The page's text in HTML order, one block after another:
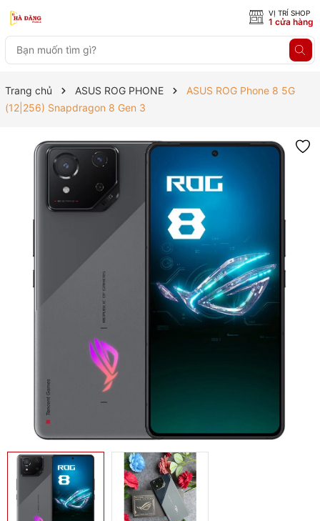
VỊ TRÍ SHOP
1 cửa hàng
Trang chủ ASUS ROG PHONE
ASUS ROG Phone 8 5G
(12|256) Snapdragon 8 Gen 3